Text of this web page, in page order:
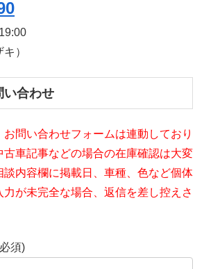
）
い合わせ
問い合わせフォームは連動しており
古車記事などの場合の在庫確認は大変
談内容欄に掲載日、車種、色など個体
力が未完全な場合、返信を差し控えさ
須)